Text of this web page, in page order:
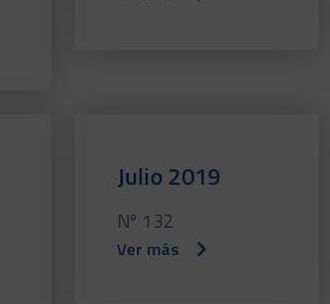
Julio 2019
Nº 132
Ver más